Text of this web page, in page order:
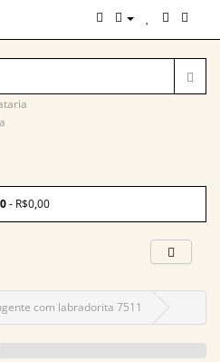
0- R$0,00
com labradorita 7511